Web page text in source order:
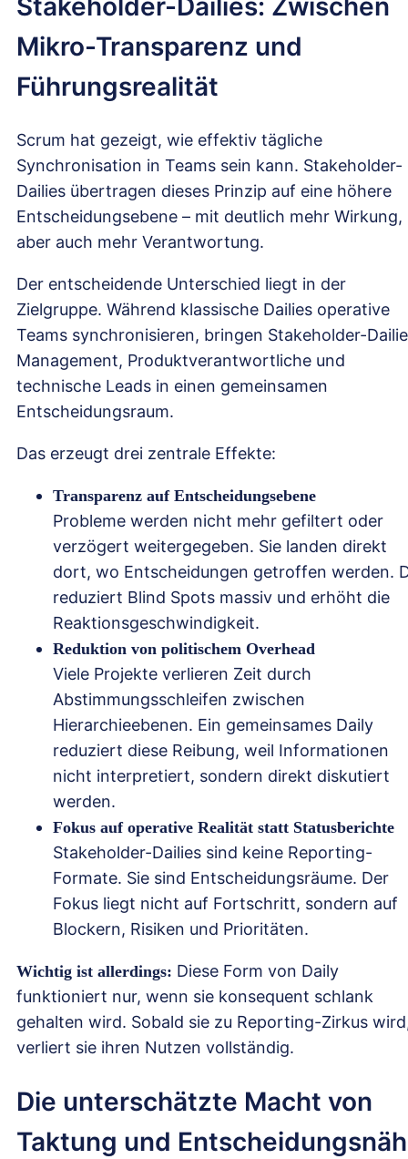
Mikro-Transparenz und
Führungsrealität
Scrum hat gezeigt, wie effektiv tägliche
Synchronisation in Teams sein kann. Stakeholder-
Dailies übertragen dieses Prinzip auf eine höhere
Entscheidungsebene – mit deutlich mehr Wirkung,
aber auch mehr Verantwortung.
Der entscheidende Unterschied liegt in der
Zielgruppe. Während klassische Dailies operative
Teams synchronisieren, bringen Stakeholder-
Management, Produktverantwortliche und
technische Leads in einen gemeinsamen
Entscheidungsraum.
Das erzeugt drei zentrale Effekte:
Transparenz auf Entscheidungsebene
Probleme werden nicht mehr gefiltert oder
verzögert weitergegeben. Sie landen direkt
dort, wo Entscheidungen getroffen werden.
reduziert Blind Spots massiv und erhöht die
Reaktionsgeschwindigkeit.
Reduktion von politischem Overhead
Viele Projekte verlieren Zeit durch
Abstimmungsschleifen zwischen
Hierarchieebenen. Ein gemeinsames Daily
reduziert diese Reibung, weil Informationen
nicht interpretiert, sondern direkt diskutiert
werden.
Fokus auf operative Realität statt Statusberichte
Stakeholder-Dailies sind keine Reporting-
Formate. Sie sind Entscheidungsräume. Der
Fokus liegt nicht auf Fortschritt, sondern auf
Blockern, Risiken und Prioritäten.
Wichtig ist allerdings: Diese Form von Daily
funktioniert nur, wenn sie konsequent schlank
gehalten wird. Sobald sie zu Reporting-Zirkus
verliert sie ihren Nutzen vollständig.
Die unterschätzte Macht von
Taktung und